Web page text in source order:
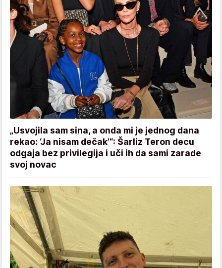
„Usvojila sam sina, a onda mi je jednog dana
rekao: ‘Ja nisam dečak’“: Šarliz Teron decu
odgaja bez privilegija i uči ih da sami zarade
svoj novac